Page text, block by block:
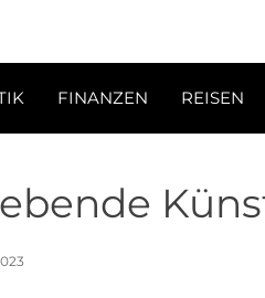
FINANZEN REISEN